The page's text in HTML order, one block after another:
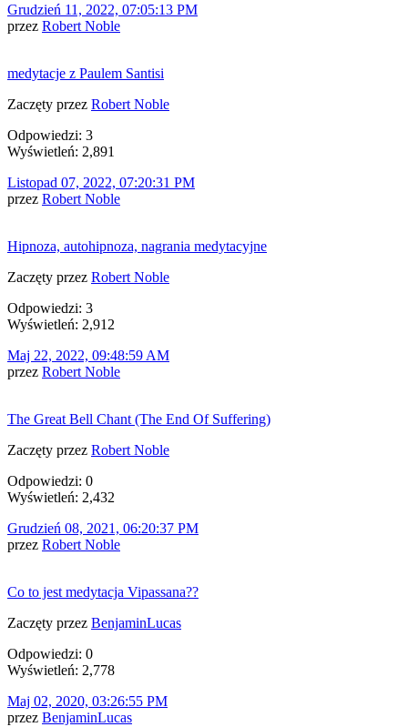
Grudzień 11, 2022, 07:05:13 PM
przez Robert Noble
medytacje z Paulem Santisi
Zaczęty przez Robert Noble
Odpowiedzi: 3
Wyświetleń: 2,891
Listopad 07, 2022, 07:20:31 PM
przez Robert Noble
Hipnoza, autohipnoza, nagrania medytacyjne
Zaczęty przez Robert Noble
Odpowiedzi: 3
Wyświetleń: 2,912
Maj 22, 2022, 09:48:59 AM
przez Robert Noble
The Great Bell Chant (The End Of Suffering)
Zaczęty przez Robert Noble
Odpowiedzi: 0
Wyświetleń: 2,432
Grudzień 08, 2021, 06:20:37 PM
przez Robert Noble
Co to jest medytacja Vipassana??
Zaczęty przez BenjaminLucas
Odpowiedzi: 0
Wyświetleń: 2,778
Maj 02, 2020, 03:26:55 PM
przez BenjaminLucas